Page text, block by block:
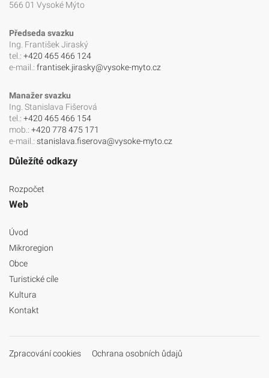
566 01 Vysoké Mýto
Předseda svazku
Ing. František Jiraský
tel.: +420 465 466 124
e-mail.: frantisek.jirasky@vysoke-myto.cz
Manažer svazku
Ing. Stanislava Fišerová
tel.: +420 465 466 154
mob.: +420 778 475 171
e-mail.: stanislava.fiserova@vysoke-myto.cz
Důležíté odkazy
Rozpočet
Web
Úvod
Mikroregion
Obce
Turistické cíle
Kultura
Kontakt
Zpracování cookies Ochrana osobních ůdajů